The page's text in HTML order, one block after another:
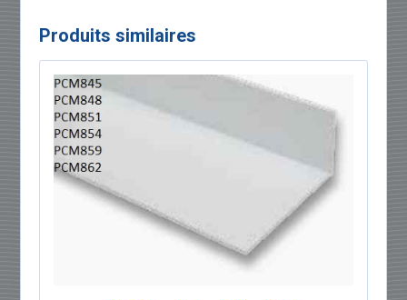
Produits similaires